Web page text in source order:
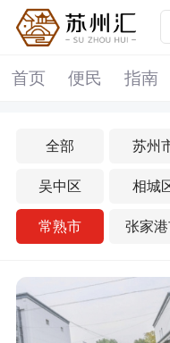
首页 便民 指南
全部 苏州
吴中区 相城
常熟市 张家